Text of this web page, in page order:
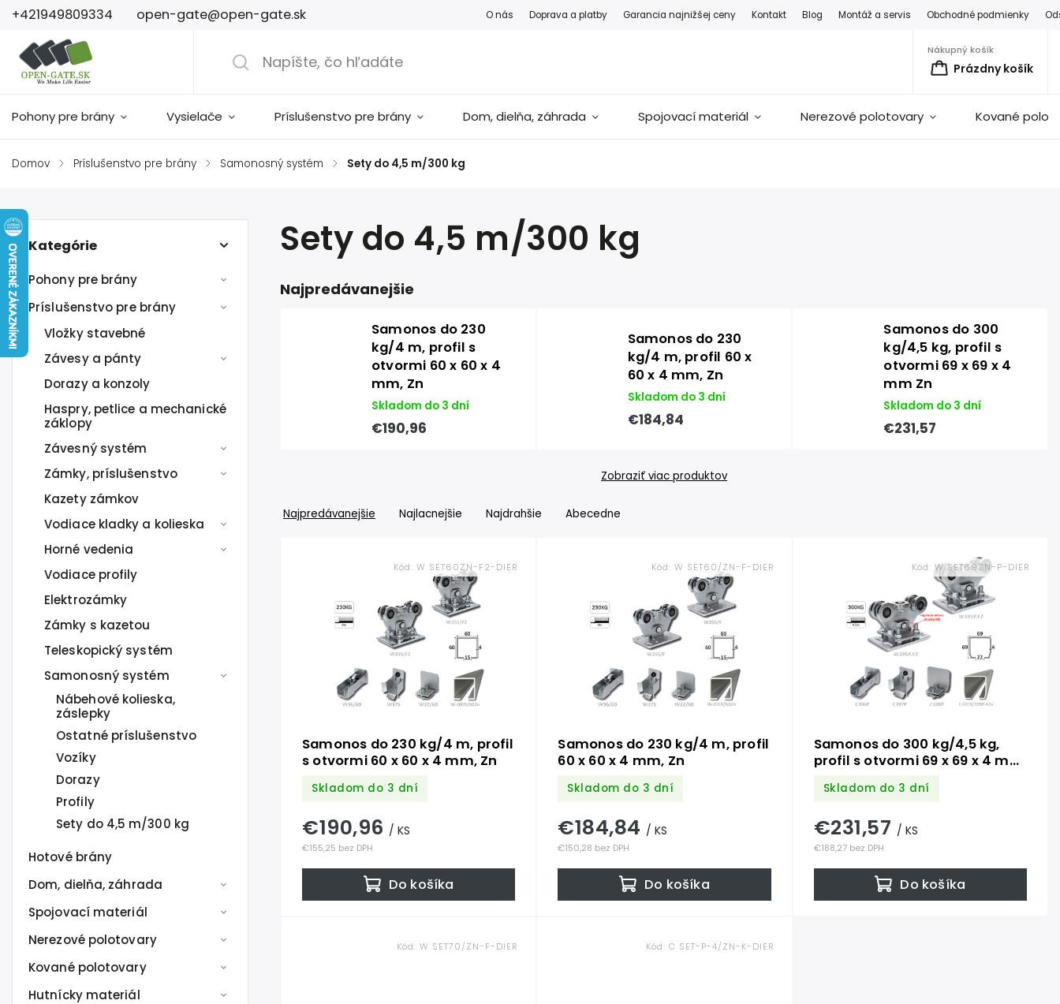
+421949809334 open-gate@open-gate.sk O nás Doprava a platby Garancia najnižšej ceny Kontakt Blog Montáž a servis Obchodné podmienky
Nákupný košík
Prázdny košík
Pohony pre brány Vysielače Príslušenstvo pre brány Dom, dielňa, záhrada Spojovací materiál Nerezové polotovary Kované
Domov / Príslušenstvo pre brány / Samonosný systém / Sety do 4,5 m/300 kg
Kategórie
Pohony pre brány
Príslušenstvo pre brány
Vložky stavebné
Závesy a pánty
Dorazy a konzoly
Haspry, petlice a mechanické
záklopy
Závesný systém
Zámky, príslušenstvo
Kazety zámkov
Vodiace kladky a kolieska
Horné vedenia
Vodiace profily
Elektrozámky
Zámky s kazetou
Teleskopický systém
Samonosný systém
Nábehové kolieska,
záslepky
Ostatné príslušenstvo
Vozíky
Dorazy
Profily
Sety do 4,5 m/300 kg
Hotové brány
Dom, dielňa, záhrada
Spojovací materiál
Nerezové polotovary
Kované polotovary
Hutnícky materiál
Sety do 4,5 m/300 kg
Najpredávanejšie
Samonos do 230
kg/4 m, profil s
otvormi 60 x 60 x 4
mm, Zn
Skladom do 3 dní
€190,96
Samonos do 230
kg/4 m, profil 60 x
60 x 4 mm, Zn
Skladom do 3 dní
€184,84
Samonos do 300
kg/4,5 kg, profil s
otvormi 69 x 69 x 4
mm Zn
Skladom do 3 dní
€231,57
Zobraziť viac produktov
Najpredávanejšie Najlacnejšie Najdrahšie Abecedne
Samonos do 230 kg/4 m, profil
s otvormi 60 x 60 x 4 mm, Zn
Skladom do 3 dní
€155,25 bez DPH
€190,96 / KS
Do košíka
Kód:W SET60ZN-F2-DIER
Samonos do 230 kg/4 m, profil
60 x 60 x 4 mm, Zn
Skladom do 3 dní
€150,28 bez DPH
€184,84/ KS
Do košíka
Kód: W SET60/ZN-F-DIER
Samonos do 300 kg/4,5 kg,
profil s otvormi 69 x 69 x 4 mm
Skladom do 3 dní
€188,27 bez DPH
€231,57 / KS
Do košíka
Kód: W SET69ZN-P-DIER
Kód:W SET70/ZN-F-DIER Kód: C SET-P-4/ZN-K-DIER